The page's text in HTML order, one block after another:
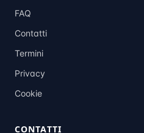
FAQ
Contatti
Termini
Privacy
Cookie
CONTATTI